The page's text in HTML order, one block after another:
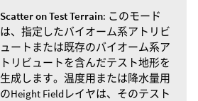
Scatter on Test Terrain: このモード
は、指定したバイオーム系アトリビ
ュートまたは既存のバイオーム系ア
トリビュートを含んだテスト地形を
生成します。温度用または降水量用
のHeight Fieldレイヤは、そのテスト